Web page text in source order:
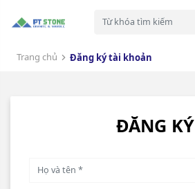
Trang chủ Đăng ký tài khoản
ĐĂNG KÝ